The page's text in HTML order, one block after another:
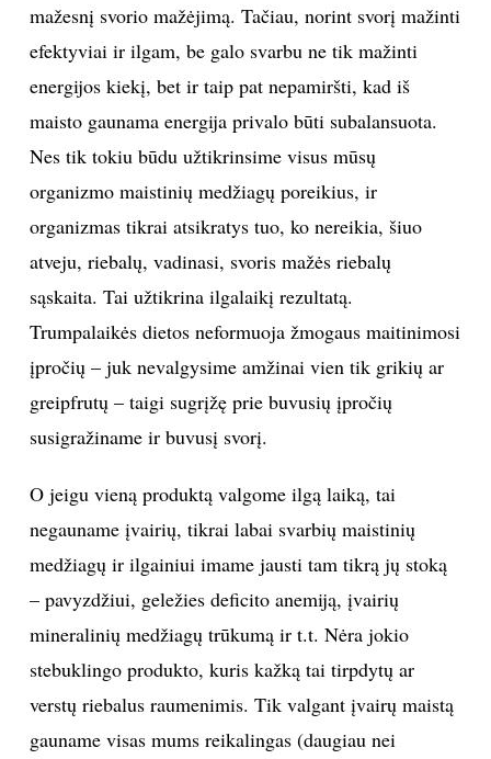
mažesnį svorio mažėjimą. Tačiau, norint svorį mažinti
efektyviai ir ilgam, be galo svarbu ne tik mažinti
energijos kiekį, bet ir taip pat nepamiršti, kad iš
maisto gaunama energija privalo būti subalansuota.
Nes tik tokiu būdu užtikrinsime visus mūsų
organizmo maistinių medžiagų poreikius, ir
organizmas tikrai atsikratys tuo, ko nereikia, šiuo
atveju, riebalų, vadinasi, svoris mažės riebalų
sąskaita. Tai užtikrina ilgalaikį rezultatą.
Trumpalaikės dietos neformuoja žmogaus maitinimosi
įpročių – juk nevalgysime amžinai vien tik grikių ar
greipfrutų – taigi sugrįžę prie buvusių įpročių
susigražiname ir buvusį svorį.
O jeigu vieną produktą valgome ilgą laiką, tai
negauname įvairių, tikrai labai svarbių maistinių
medžiagų ir ilgainiui imame jausti tam tikrą jų stoką
– pavyzdžiui, geležies deficito anemiją, įvairių
mineralinių medžiagų trūkumą ir t.t. Nėra jokio
stebuklingo produkto, kuris kažką tai tirpdytų ar
verstų riebalus raumenimis. Tik valgant įvairų maistą
gauname visas mums reikalingas (daugiau nei